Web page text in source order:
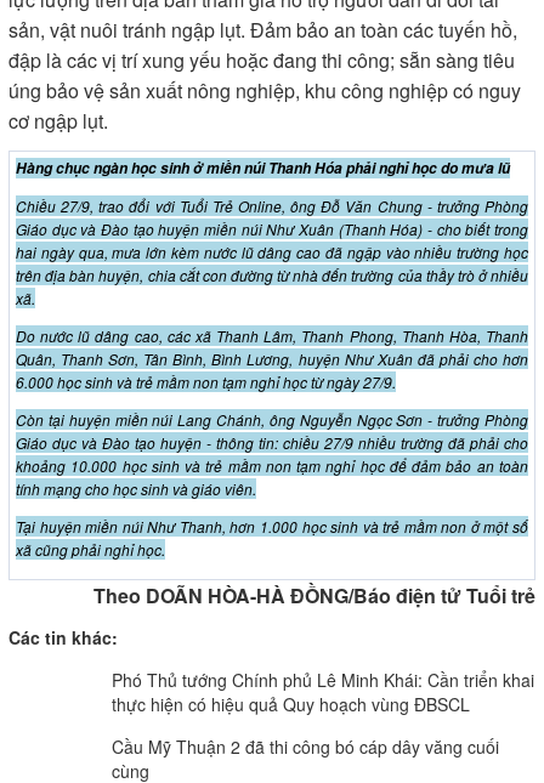
sản, vật nuôi tránh ngập lụt. Đảm bảo an toàn các tuyến hồ,
đập là các vị trí xung yếu hoặc đang thi công; sẵn sàng tiêu
úng bảo vệ sản xuất nông nghiệp, khu công nghiệp có nguy
cơ ngập lụt.
Hàng chục ngàn học sinh ở miền núi Thanh Hóa phải nghỉ học do mưa lũ
Chiều 27/9, trao đổi với Tuổi Trẻ Online, ông Đỗ Văn Chung - trưởng Phòng
Giáo dục và Đào tạo huyện miền núi Như Xuân (Thanh Hóa) - cho biết trong
hai ngày qua, mưa lớn kèm nước lũ dâng cao đã ngập vào nhiều trường học
trên địa bàn huyện, chia cắt con đường từ nhà đến trường của thầy trò ở nhiều
xã.
Do nước lũ dâng cao, các xã Thanh Lâm, Thanh Phong, Thanh Hòa, Thanh
Quân, Thanh Sơn, Tân Bình, Bình Lương, huyện Như Xuân đã phải cho hơn
6.000 học sinh và trẻ mầm non tạm nghỉ học từ ngày 27/9.
Còn tại huyện miền núi Lang Chánh, ông Nguyễn Ngọc Sơn - trưởng Phòng
Giáo dục và Đào tạo huyện - thông tin: chiều 27/9 nhiều trường đã phải cho
khoảng 10.000 học sinh và trẻ mầm non tạm nghỉ học để đảm bảo an toàn
tính mạng cho học sinh và giáo viên.
Tại huyện miền núi Như Thanh, hơn 1.000 học sinh và trẻ mầm non ở một số
xã cũng phải nghỉ học.
Theo DOÃN HÒA-HÀ ĐỒNG/Báo điện tử Tuổi trẻ
Các tin khác:
Phó Thủ tướng Chính phủ Lê Minh Khái: Cần triển khai
thực hiện có hiệu quả Quy hoạch vùng ĐBSCL
Cầu Mỹ Thuận 2 đã thi công bó cáp dây văng cuối
cùng